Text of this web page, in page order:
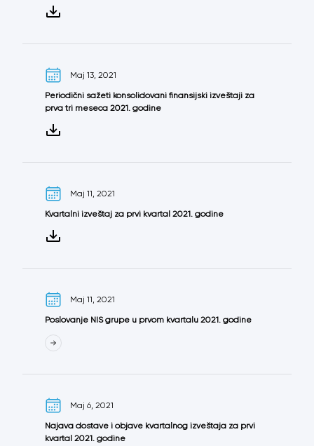
Maj 13, 2021
Periodični sažeti konsolidovani finansijski izveštaji za
prva tri meseca 2021. godine
Maj 11, 2021
Kvartalni izveštaj za prvi kvartal 2021. godine
Maj 11, 2021
Poslovanje NIS grupe u prvom kvartalu 2021. godine
Maj 6, 2021
Najava dostave i objave kvartalnog izveštaja za prvi
kvartal 2021. godine